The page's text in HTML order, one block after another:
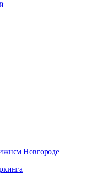
Новгороде